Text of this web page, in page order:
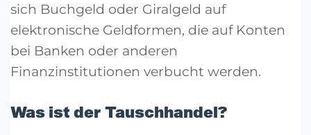
sich Buchgeld oder Giralgeld auf
elektronische Geldformen, die auf Konten
bei Banken oder anderen
Finanzinstitutionen verbucht werden.
Was ist der Tauschhandel?